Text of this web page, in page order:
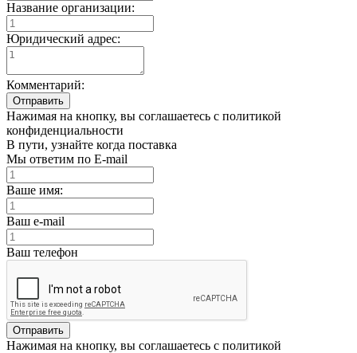
Название организации:
Юридический адрес:
Комментарий:
Отправить
Нажимая на кнопку, вы соглашаетесь с политикой
конфиденциальности
В пути, узнайте когда поставка
Мы ответим по E-mail
Ваше имя:
Ваш e-mail
Ваш телефон
Отправить
Нажимая на кнопку, вы соглашаетесь с политикой